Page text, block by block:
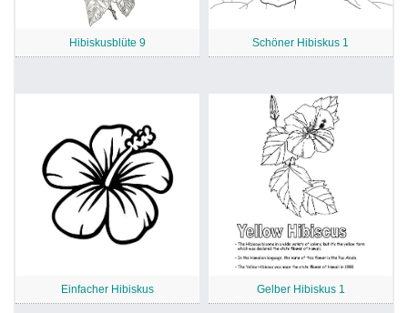
Hibiskusblüte 9 Schöner Hibiskus 1
Einfacher Hibiskus Gelber Hibiskus 1